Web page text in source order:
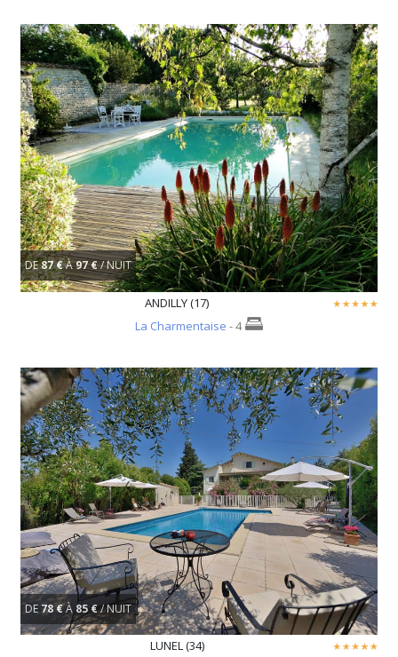
DE87 €À97 €/ NUIT
ANDILLY (17)
La Charmentaise - 4
DE78 €À85 €/ NUIT
LUNEL (34)